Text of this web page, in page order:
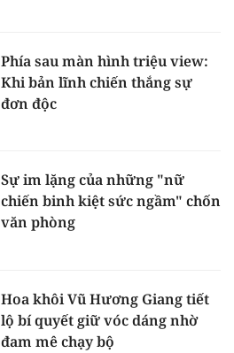
Phía sau màn hình triệu view:
Khi bản lĩnh chiến thắng sự
đơn độc
Sự im lặng của những "nữ
chiến binh kiệt sức ngầm" chốn
văn phòng
Hoa khôi Vũ Hương Giang tiết
lộ bí quyết giữ vóc dáng nhờ
đam mê chạy bộ